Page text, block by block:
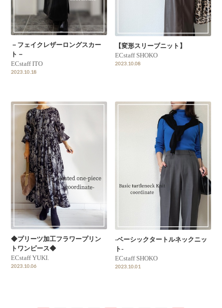
－フェイクレザーロングスカー
ト－
ECstaff ITO
2023.10.18
【変形スリーブニット】
ECstaff SHOKO
2023.10.08
◆プリーツ加工フラワープリン
トワンピース◆
ECstaff YUKI.
2023.10.06
-ベーシックタートルネックニッ
ト-
ECstaff SHOKO
2023.10.01